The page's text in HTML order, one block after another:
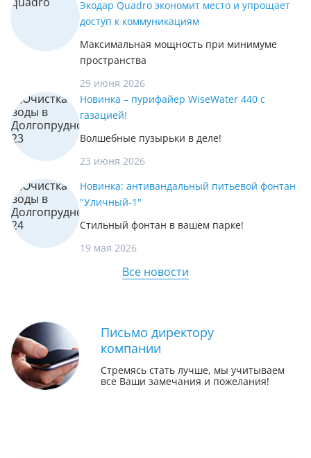
Экодар Quadro экономит место и упрощает
доступ к коммуникациям
Максимальная мощность при минимуме
пространства
29 июня 2026
Новинка – пурифайер WiseWater 440 с
газацией!
Волшебные пузырьки в деле!
23 июня 2026
Новинка: антивандальный питьевой фонтан
"Уличный-1"
Стильный фонтан в вашем парке!
19 мая 2026
Все новости
Письмо директору
компании
Стремясь стать лучше, мы учитываем
все Ваши замечания и пожелания!